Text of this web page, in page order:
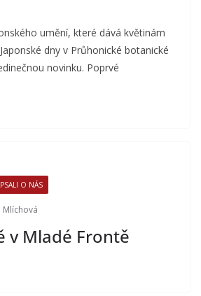
umění, které dává květinám
dny v Průhonické botanické
novinku. Poprvé
O NÁS
Mlíchová
v Mladé Frontě